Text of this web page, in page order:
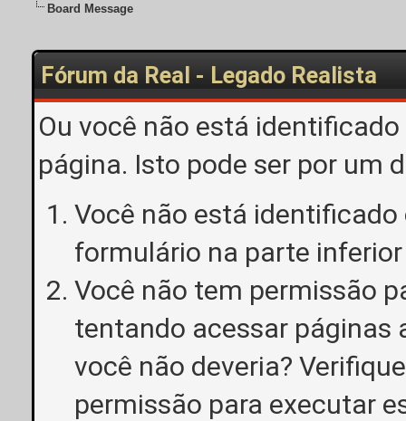
Board Message
Fórum da Real - Legado Realista
Ou você não está
página. Isto pode ser por um
Você não está
formulário na parte
Você não tem permissão
tentando acessar páginas
você não deveria?
permissão para executar